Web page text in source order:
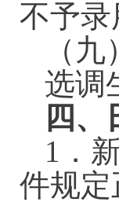
不予录
（
选调
四、
1．
件规